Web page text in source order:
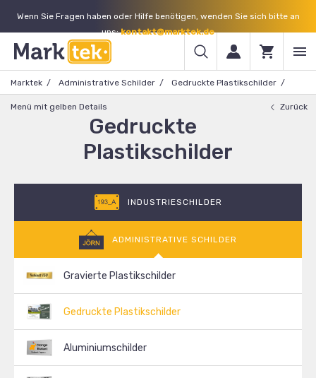
Wenn Sie Fragen haben oder Hilfe benötigen, wenden Sie sich bitte an
uns:kontakt@marktek.de
Marktek Administrative Schilder Gedruckte Plastikschilder
Menü mit gelben Details Zurück
Gedruckte
Plastikschilder
INDUSTRIESCHILDER
ADMINISTRATIVE SCHILDER
Gravierte Plastikschilder
Gedruckte Plastikschilder
Aluminiumschilder